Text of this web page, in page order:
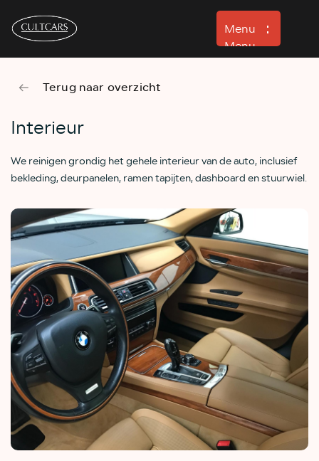
Menu
Menu
Aanbod
Verhuur
Werkplaats
Over ons
Contact
Terug naar overzicht
Interieur
We reinigen grondig het gehele interieur van de auto, inclusief
bekleding, deurpanelen, ramen tapijten, dashboard en stuurwiel.